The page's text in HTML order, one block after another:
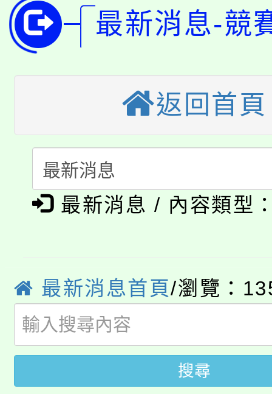
版
公告本校115學年度第
代理(課)教師甄選結果(
「2026金融保險知識
車」活動
桃園市115學年度學生
生本土語及新住民語歌
公告本校115學年度第
代理(課)教師甄選結果(
公告本校115學年度第
代理(課)教師甄選結果(
轉知中國文化大學推廣
《TA101》溝通分析基
系所師生報名參加。
淨零綠生活教案入校路
學籍身 分審查程序及
版
淨零綠領人才培育課程
公告本校115學年度第
代理(課)教師甄選結果(
「2026金融保險知識
車」活動
桃園市115學年度學生
最新消息-競
返回首頁
最新消息 / 內容類型
最新消息首頁/瀏覽：
搜尋